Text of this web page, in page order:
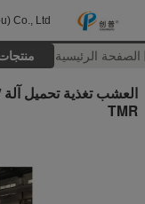
Co., Ltd.
الصفحة الرئيسية
العشب تغذية تحميل
TMR